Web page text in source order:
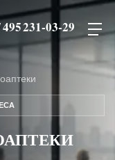
495 231-03-29